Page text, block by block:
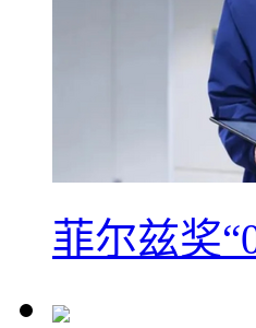
菲尔兹奖